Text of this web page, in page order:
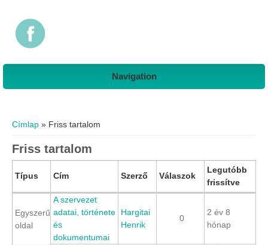
Navigation
Címlap » Friss tartalom
Friss tartalom
Típus Cím Szerző Válaszok
Legutóbb
frissítve
Egyszerű
oldal
A szervezet
adatai, története
és
dokumentumai
Hargitai
Henrik
0
2 év 8
hónap